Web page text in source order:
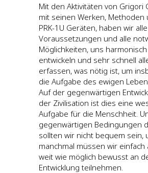
Mit den Aktivitäten von Grigori
mit seinen Werken, Methoden
PRK-1U Geräten, haben wir alle
Voraussetzungen und alle
Möglichkeiten, uns
entwickeln und sehr schnell
erfassen, was nötig ist, um
die Aufgabe des ewigen
Auf der gegenwärtigen
der Zivilisation ist dies eine
Aufgabe für die Menschheit.
gegenwärtigen Bedingungen
sollten wir nicht bequem sein,
manchmal müssen wir einfach
weit wie möglich bewusst an
Entwicklung teilnehmen.